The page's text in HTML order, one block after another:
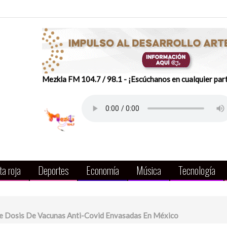
Mezkla FM 104.7 / 98.1 - ¡Escúchanos en cualquier
roja Deportes Economía Música Tecnología
De Vacunas Anti-Covid Envasadas En México